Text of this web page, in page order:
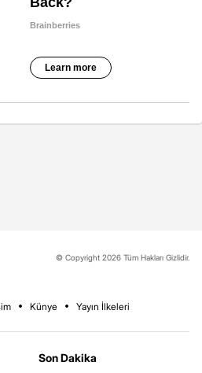
© Copyright 2026 Tüm Hakları Gizlidir.
Künye Yayın İlkeleri
Son Dakika